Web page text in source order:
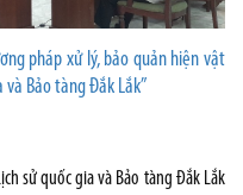
pháp xử lý, bảo quản hiện vật
và Bảo tàng Đắk Lắk”
sử quốc gia và Bảo tàng Đắk Lắk